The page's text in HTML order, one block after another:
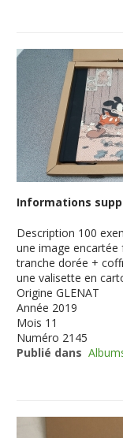
Informations
Description 100
une image
tranche dorée +
une valisette en
Origine GLENAT
Année 2019
Mois 11
Numéro 2145
Publié dans